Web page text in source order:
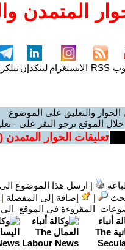
المتمدن
RSS الانستغرام لينكدإن
والتعليق على الموضوع
الموقع نرجو النقر على -
تعليقات الحوار المتمدن (
| ارسل هذا الموضوع
| إضافة إلى المفضلة
المقروءة في الموقع الى